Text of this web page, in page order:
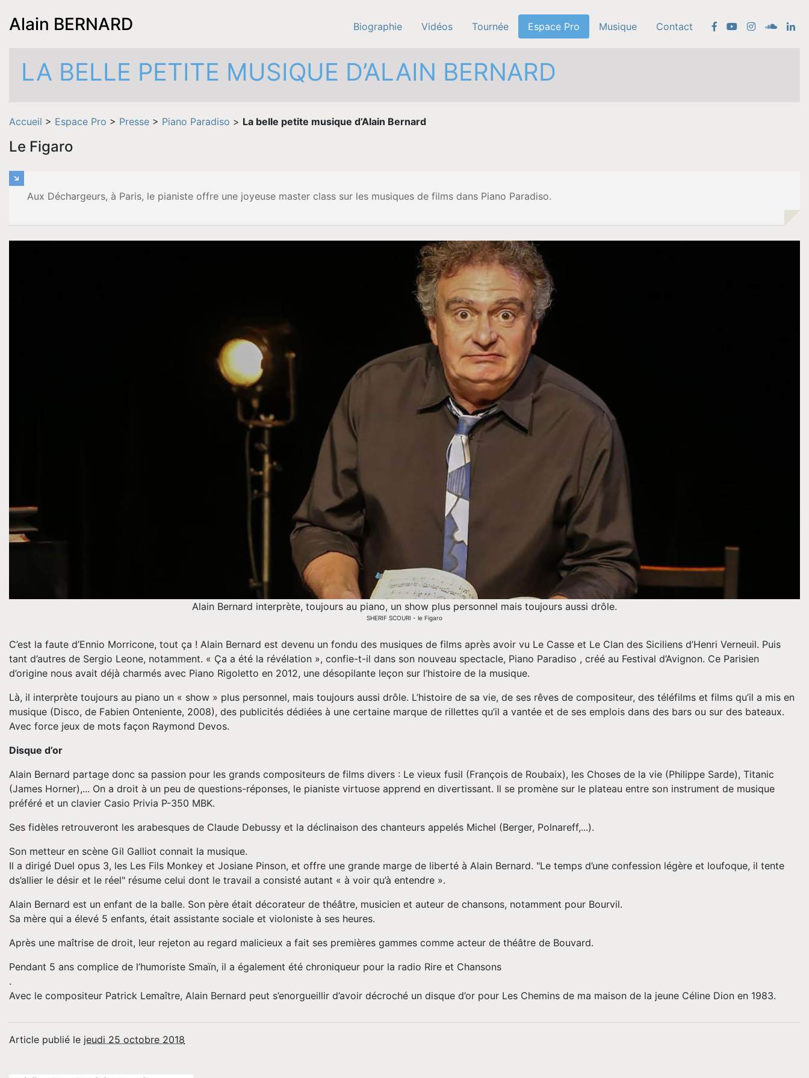
Biographie Vidéos Tournée Espace Pro Musique Contact
Alain BERNARD
LA BELLE PETITE MUSIQUE D’ALAIN BERNARD
Accueil > Espace Pro > Presse > Piano Paradiso > La belle petite musique d’Alain Bernard
Le Figaro
Aux Déchargeurs, à Paris, le pianiste offre une joyeuse master class sur les musiques de films dans Piano Paradiso.
Alain Bernard interprète, toujours au piano, un show plus personnel mais toujours aussi drôle.
SHERIF SCOURI - le Figaro
C’est la faute d’Ennio Morricone, tout ça ! Alain Bernard est devenu un fondu des musiques de films après avoir vu Le Casse et Le Clan des Siciliens d’Henri Verneuil. Puis
tant d’autres de Sergio Leone, notamment. « Ça a été la révélation », confie-t-il dans son nouveau spectacle, Piano Paradiso , créé au Festival d’Avignon. Ce Parisien
d’origine nous avait déjà charmés avec Piano Rigoletto en 2012, une désopilante leçon sur l’histoire de la musique.
Là, il interprète toujours au piano un « show » plus personnel, mais toujours aussi drôle. L’histoire de sa vie, de ses rêves de compositeur, des téléfilms et films qu’il a mis en
musique (Disco, de Fabien Onteniente, 2008), des publicités dédiées à une certaine marque de rillettes qu’il a vantée et de ses emplois dans des bars ou sur des bateaux.
Avec force jeux de mots façon Raymond Devos.
Disque d’or
Alain Bernard partage donc sa passion pour les grands compositeurs de films divers : Le vieux fusil (François de Roubaix), les Choses de la vie (Philippe Sarde), Titanic
(James Horner),... On a droit à un peu de questions-réponses, le pianiste virtuose apprend en divertissant. Il se promène sur le plateau entre son instrument de musique
préféré et un clavier Casio Privia P-350 MBK.
Ses fidèles retrouveront les arabesques de Claude Debussy et la déclinaison des chanteurs appelés Michel (Berger, Polnareff,...).
Son metteur en scène Gil Galliot connait la musique.
Il a dirigé Duel opus 3, les Les Fils Monkey et Josiane Pinson, et offre une grande marge de liberté à Alain Bernard. "Le temps d’une confession légère et loufoque, il tente
ds’allier le désir et le réel" résume celui dont le travail a consisté autant « à voir qu’à entendre ».
Alain Bernard est un enfant de la balle. Son père était décorateur de théâtre, musicien et auteur de chansons, notamment pour Bourvil.
Sa mère qui a élevé 5 enfants, était assistante sociale et violoniste à ses heures.
Après une maîtrise de droit, leur rejeton au regard malicieux a fait ses premières gammes comme acteur de théâtre de Bouvard.
Pendant 5 ans complice de l’humoriste Smaïn, il a également été chroniqueur pour la radio Rire et Chansons
.
Avec le compositeur Patrick Lemaître, Alain Bernard peut s’enorgueillir d’avoir décroché un disque d’or pour Les Chemins de ma maison de la jeune Céline Dion en 1983.
Article publié le jeudi 25 octobre 2018